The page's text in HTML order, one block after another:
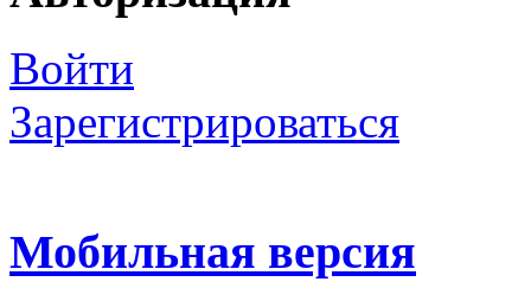
Войти
Зарегистрироваться
Мобильная версия